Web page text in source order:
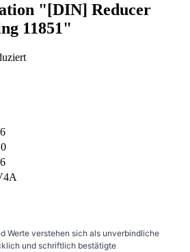
"[DIN] Reducer
11851"
Werte verstehen sich als unverbindliche
und schriftlich bestätigte